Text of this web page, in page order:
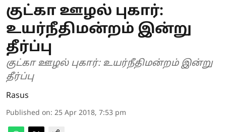
குட்கா ஊழல் புகார்:
உயர்நீதிமன்றம் இன்று
தீர்ப்பு
குட்கா ஊழல் புகார்: உயர்நீதிமன்றம் இன்று
தீர்ப்பு
Rasus
Published on: 25 Apr 2018, 7:53 pm